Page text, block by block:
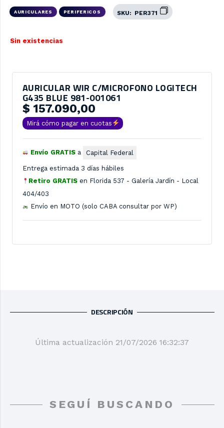
AURICULARES PERIFERICOS SKU: PER371
Sin existencias
AURICULAR WIR C/MICROFONO LOGITECH
G435 BLUE 981-001061
$ 157.090,00
Mirá cómo pagar en cuotas
Envío GRATIS a Capital Federal
Entrega estimada 3 días hábiles
Retiro GRATIS en Florida 537 - Galería Jardín - Local
404/403
Envío en MOTO (solo CABA consultar por WP)
DESCRIPCIÓN
Última actualización 21/07/2026 16:32:37
SEGUÍ BUSCANDO